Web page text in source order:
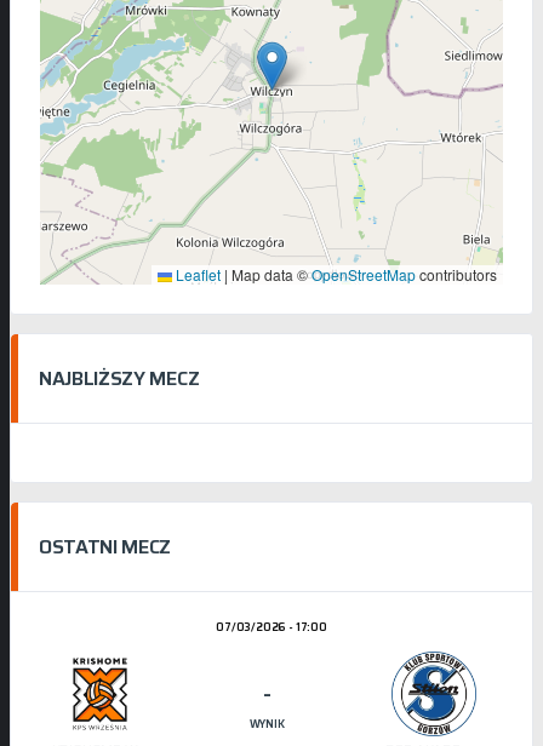
Leaflet | Map data ©OpenStreetMapcontributors
NAJBLIŻSZY MECZ
OSTATNI MECZ
07/03/2026 - 17:00
-
WYNIK